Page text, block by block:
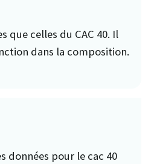
que celles du CAC 40. Il
dans la composition.
données pour le cac 40